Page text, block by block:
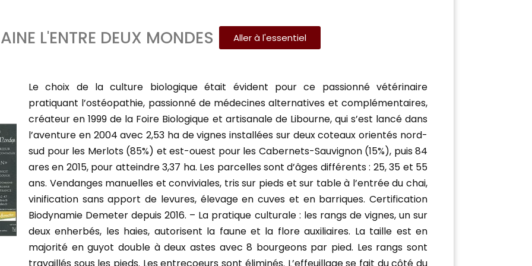
L'ENTRE DEUX MONDES Aller à l'essentiel
Le choix de la culture biologique était évident pour ce passionné vétérinaire
pratiquant l’ostéopathie, passionné de médecines alternatives et complémentaires,
créateur en 1999 de la Foire Biologique et artisanale de Libourne, qui s’est lancé dans
l’aventure en 2004 avec 2,53 ha de vignes installées sur deux coteaux orientés nord-
sud pour les Merlots (85%) et est-ouest pour les Cabernets-Sauvignon (15%), puis 84
ares en 2015, pour atteindre 3,37 ha. Les parcelles sont d’âges différents : 25, 35 et 55
ans. Vendanges manuelles et conviviales, tris sur pieds et sur table à l’entrée du chai,
vinification sans apport de levures, élevage en cuves et en barriques. Certification
Biodynamie Demeter depuis 2016. – La pratique culturale : les rangs de vignes, un sur
deux enherbés, les haies, autorisent la faune et la flore auxiliaires. La taille est en
majorité en guyot double à deux astes avec 8 bourgeons par pied. Les rangs sont